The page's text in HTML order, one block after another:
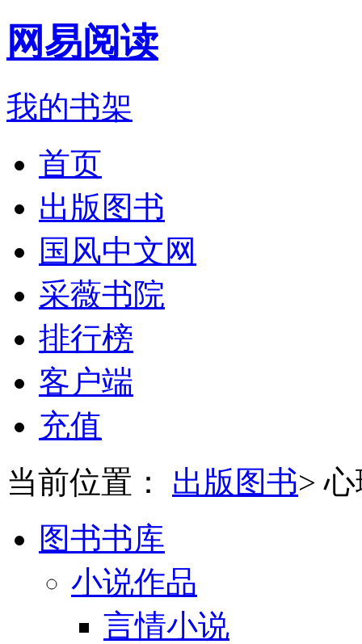
网易阅读
我的书架
首页
出版图书
国风中文网
采薇书院
排行榜
客户端
充值
当前位置： 出版图书> 心
图书书库
小说作品
言情小说